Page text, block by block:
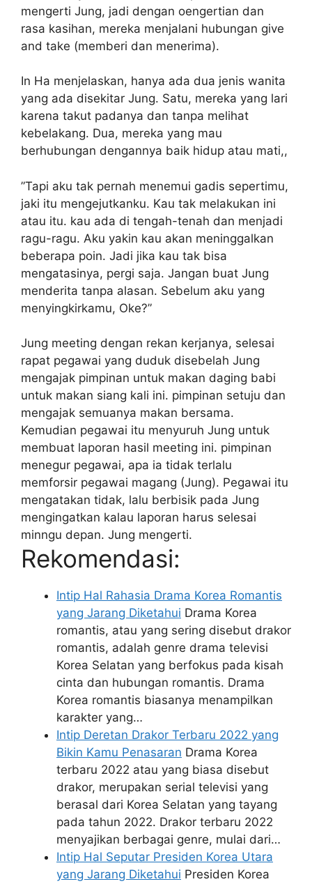
mengerti Jung, jadi dengan oengertian dan
rasa kasihan, mereka menjalani hubungan give
and take (memberi dan menerima).
In Ha menjelaskan, hanya ada dua jenis wanita
yang ada disekitar Jung. Satu, mereka yang lari
karena takut padanya dan tanpa melihat
kebelakang. Dua, mereka yang mau
berhubungan dengannya baik hidup atau mati,,
”Tapi aku tak pernah menemui gadis sepertimu,
jaki itu mengejutkanku. Kau tak melakukan ini
atau itu. kau ada di tengah-tenah dan menjadi
ragu-ragu. Aku yakin kau akan meninggalkan
beberapa poin. Jadi jika kau tak bisa
mengatasinya, pergi saja. Jangan buat Jung
menderita tanpa alasan. Sebelum aku yang
menyingkirkamu, Oke?”
Jung meeting dengan rekan kerjanya, selesai
rapat pegawai yang duduk disebelah Jung
mengajak pimpinan untuk makan daging babi
untuk makan siang kali ini. pimpinan setuju dan
mengajak semuanya makan bersama.
Kemudian pegawai itu menyuruh Jung untuk
membuat laporan hasil meeting ini. pimpinan
menegur pegawai, apa ia tidak terlalu
memforsir pegawai magang (Jung). Pegawai itu
mengatakan tidak, lalu berbisik pada Jung
mengingatkan kalau laporan harus selesai
minngu depan. Jung mengerti.
Rekomendasi:
Intip Hal Rahasia Drama Korea Romantis
yang Jarang Diketahui Drama Korea
romantis, atau yang sering disebut drakor
romantis, adalah genre drama televisi
Korea Selatan yang berfokus pada kisah
cinta dan hubungan romantis. Drama
Korea romantis biasanya menampilkan
karakter yang…
Intip Deretan Drakor Terbaru 2022 yang
Bikin Kamu Penasaran Drama Korea
terbaru 2022 atau yang biasa disebut
drakor, merupakan serial televisi yang
berasal dari Korea Selatan yang tayang
pada tahun 2022. Drakor terbaru 2022
menyajikan berbagai genre, mulai dari…
Intip Hal Seputar Presiden Korea Utara
yang Jarang Diketahui Presiden Korea